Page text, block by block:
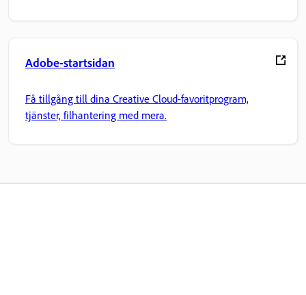
Adobe-startsidan
Få tillgång till dina Creative Cloud-favoritprogram,
tjänster, filhantering med mera.